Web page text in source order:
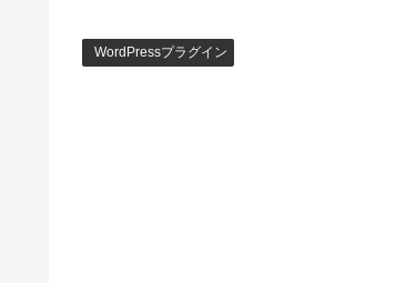
WordPressプラグイン